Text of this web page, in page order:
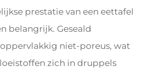
prestatie van een eettafel
belangrijk. Geseald
niet-poreus, wat
zich in druppels